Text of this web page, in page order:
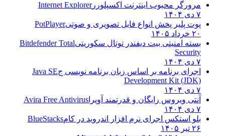
مرورگر محبوب اینترنت اکسپلوررInternet Explorer
۷ دی ۱۴۰۴
پوت پلیر پخش انواع فایل تصویری و صوتیPotPlayer
۲۰ خرداد ۱۴۰۵
بسته امنیتی بیت دیفندر توتال سکوریتیBitdefender Total
Security
۷ دی ۱۴۰۴
اجرای برنامه بر اساس زبان برنامه نویسی جJava SE
Development Kit (JDK)
۷ دی ۱۴۰۴
آنتی ویروس رایگان و قدرتمند آویرا Avira Free Antivirus
۷ دی ۱۴۰۴
بلو استکس اجرای نرم افزار اندروید در کامBlueStacks
۲۶ تیر ۱۴۰۵